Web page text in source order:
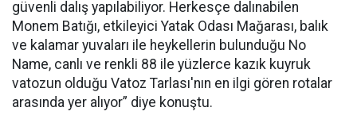
güvenli dalış yapılabiliyor. Herkesçe dalınabilen
Monem Batığı, etkileyici Yatak Odası Mağarası, balık
ve kalamar yuvaları ile heykellerin bulunduğu No
Name, canlı ve renkli 88 ile yüzlerce kazık kuyruk
vatozun olduğu Vatoz Tarlası'nın en ilgi gören rotalar
arasında yer alıyor” diye konuştu.